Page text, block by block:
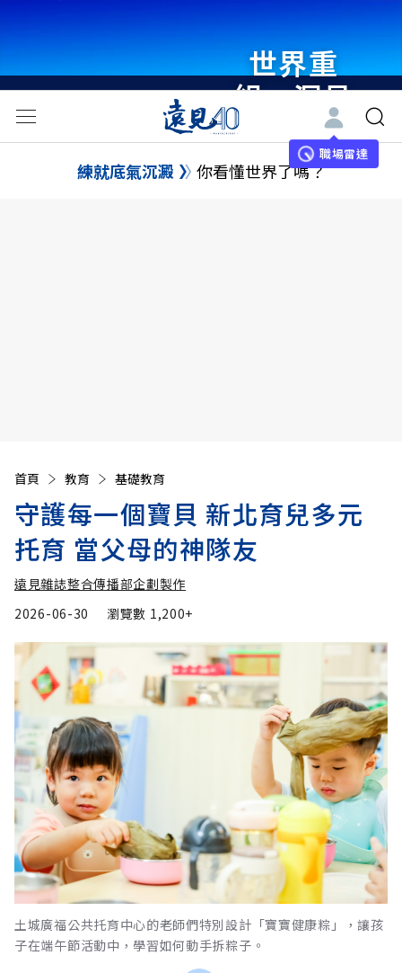
世界重
組・洞見
未來 與
世界領袖
職場雷達
練就底氣沉澱 你看懂世界了嗎？
首頁 教育 基礎教育
守護每一個寶貝 新北育兒多元
托育 當父母的神隊友
遠見雜誌整合傳播部企劃製作
2026-06-30
瀏覽數 1,200+
土城廣福公共托育中心的老師們特別設計「寶寶健康粽」，讓孩
子在端午節活動中，學習如何動手拆粽子。